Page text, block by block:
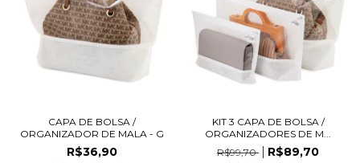
CAPA DE BOLSA /
ORGANIZADOR DE MALA - G
R$36,90
KIT 3 CAPA DE BOLSA /
ORGANIZADORES DE M...
R$99,70
R$89,70